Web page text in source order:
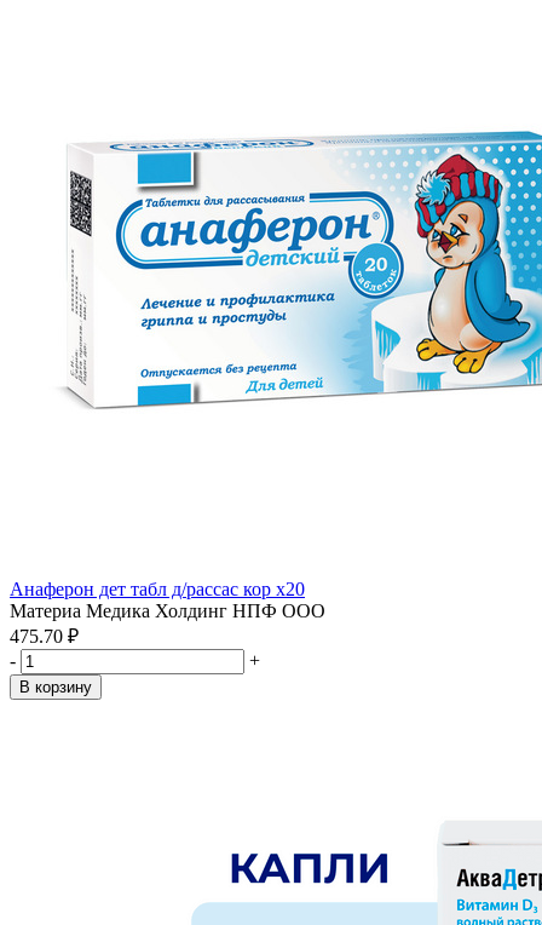
Анаферон дет табл д/рассас кор x20
Материа Медика Холдинг НПФ ООО
475.70 ₽
-
+
В корзину